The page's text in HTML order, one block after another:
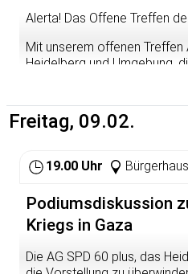
Häusserstr.10-12
Alerta! Das Offene Treffen
Mit unserem offenen
Heidelberg und Umgebung,
Vorgänge in Heidelberg,
und Planungen
beschäftigen, anzusprechen.
Freitag, 09.02.
19.00 Uhr
Podiumsdiskussion
Kriegs in Gaza
Die AG SPD 60 plus, das